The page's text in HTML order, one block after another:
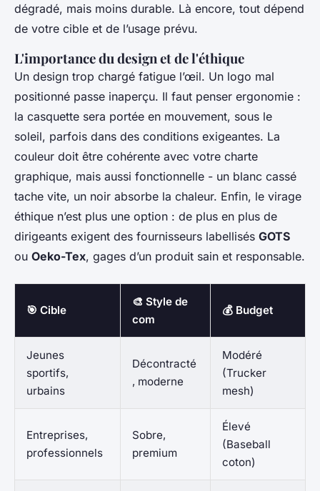
dégradé, mais moins durable. Là encore, tout dépend
de votre cible et de l’usage prévu.
L'importance du design et de l'éthique
Un design trop chargé fatigue l’œil. Un logo mal
positionné passe inaperçu. Il faut penser ergonomie :
la casquette sera portée en mouvement, sous le
soleil, parfois dans des conditions exigeantes. La
couleur doit être cohérente avec votre charte
graphique, mais aussi fonctionnelle - un blanc cassé
tache vite, un noir absorbe la chaleur. Enfin, le virage
éthique n’est plus une option : de plus en plus de
dirigeants exigent des fournisseurs labellisés GOTS
ou Oeko-Tex, gages d’un produit sain et responsable.
🎯 Cible
🎨 Style de
com
💰 Budget
Jeunes
sportifs,
urbains
Décontracté
, moderne
Modéré
(Trucker
mesh)
Entreprises,
professionnels
Sobre,
premium
Élevé
(Baseball
coton)